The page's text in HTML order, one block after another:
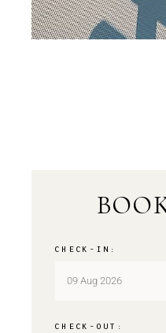
CHECK-IN:
CHECK-OUT: